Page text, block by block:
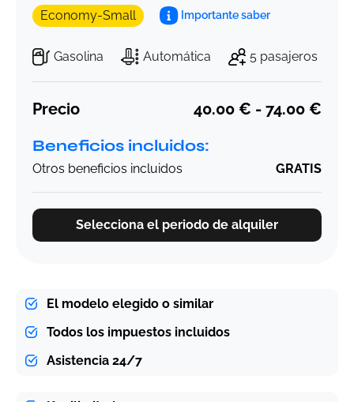
Economy-Small Importante saber
Gasolina Automática 5 pasajeros
Precio 40.00 € - 74.00 €
Beneficios incluidos:
Otros beneficios incluidos GRATIS
Selecciona el periodo de alquiler
El modelo elegido o similar
Todos los impuestos incluidos
Asistencia 24/7